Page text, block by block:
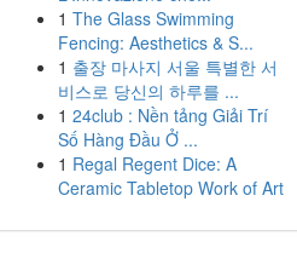
1 The Glass Swimming
Fencing: Aesthetics & S...
1 출장 마사지 서울 특별한 서
비스로 당신의 하루를 ...
1 24club : Nền tảng Giải Trí
Số Hàng Đầu Ở ...
1 Regal Regent Dice: A
Ceramic Tabletop Work of Art